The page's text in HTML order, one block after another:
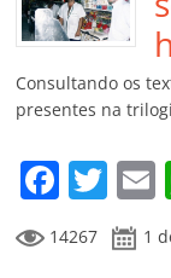
o
k
Consultando os
presentes na
F
a
c
T
w
itt
14267 1